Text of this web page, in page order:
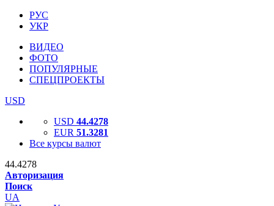
РУС
УКР
ВИДЕО
ФОТО
ПОПУЛЯРНЫЕ
СПЕЦПРОЕКТЫ
USD
USD 44.4278
EUR 51.3281
Все курсы валют
44.4278
Авторизация
Поиск
UA